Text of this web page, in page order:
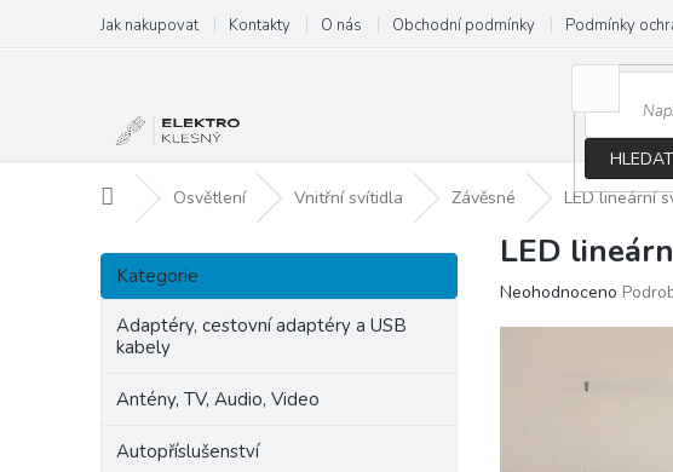
obsah
Jak nakupovat Kontakty O nás Obchodní podmínky Podmínky
HLEDAT
Domů Osvětlení Vnitřní svítidla Závěsné LED lineární
P
s
Přeskočit
kategorie
Kategorie
Adaptéry, cestovní adaptéry a USB
kabely
Antény, TV, Audio, Video
Autopříslušenství
LED
Průměrné
Neohodnoceno